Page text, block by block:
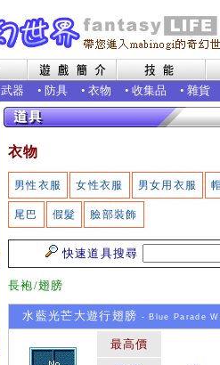
武器 • 防具 • 衣物 • 收集品 • 雜貨
衣物
男性衣服 女性衣服 男女用衣服
尾巴 假髮 臉部裝飾
快速道具搜尋
長袍/翅膀
水藍光芒大遊行翅膀 - Blue Parade
最高價